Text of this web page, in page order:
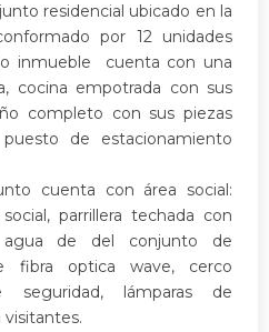
residencial ubicado en la
por 12 unidades
inmueble cuenta con una
cocina empotrada con sus
completo con sus piezas
de estacionamiento
cuenta con área social:
parrillera techada con
agua de del conjunto de
fibra optica wave, cerco
seguridad, lámparas de